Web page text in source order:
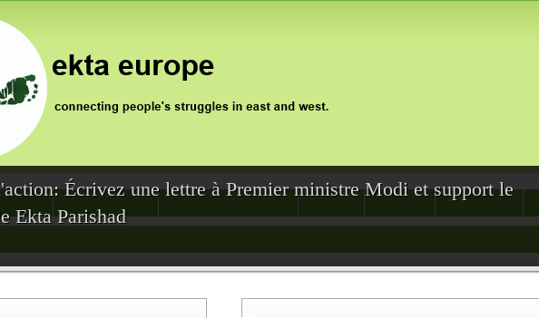
Support Us
Écrivez une lettre à Premier ministre Modi et support le
Ekta Parishad